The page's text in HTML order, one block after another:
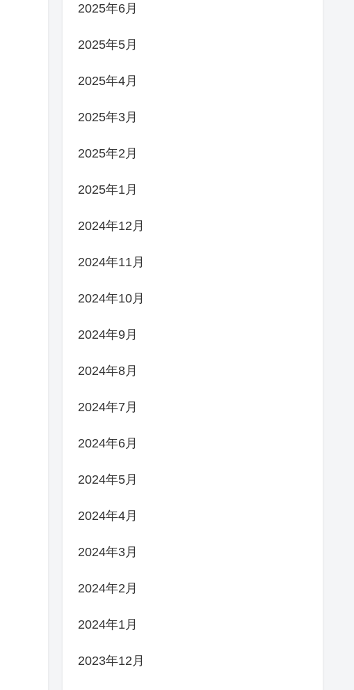
2025年6月
2025年5月
2025年4月
2025年3月
2025年2月
2025年1月
2024年12月
2024年11月
2024年10月
2024年9月
2024年8月
2024年7月
2024年6月
2024年5月
2024年4月
2024年3月
2024年2月
2024年1月
2023年12月